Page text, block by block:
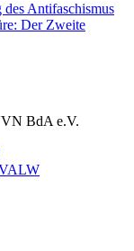
Antifaschismus
Der Zweite
BdA e.V.